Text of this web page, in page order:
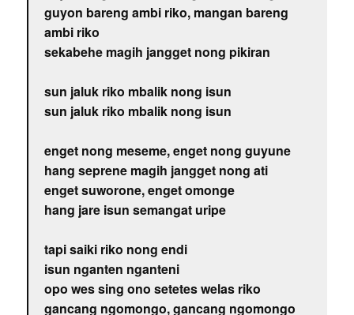
guyon bareng ambi riko, mangan bareng
ambi riko
sekabehe magih jangget nong pikiran
sun jaluk riko mbalik nong isun
sun jaluk riko mbalik nong isun
enget nong meseme, enget nong guyune
hang seprene magih jangget nong ati
enget suworone, enget omonge
hang jare isun semangat uripe
tapi saiki riko nong endi
isun nganten nganteni
opo wes sing ono setetes welas riko
gancang ngomongo, gancang ngomongo